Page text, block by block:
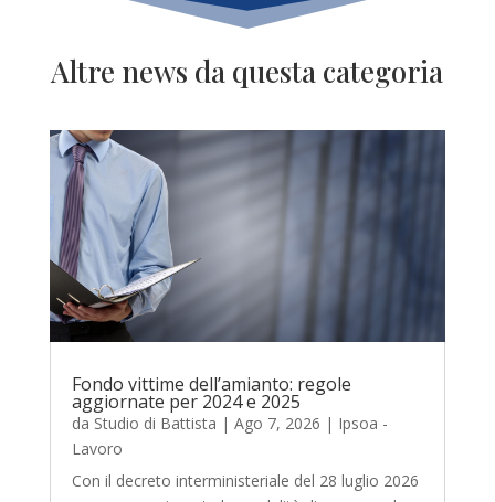
Altre news da questa categoria
Fondo vittime dell’amianto: regole
aggiornate per 2024 e 2025
da Studio di Battista | Ago 7, 2026 | Ipsoa -
Lavoro
Con il decreto interministeriale del 28 luglio 2026